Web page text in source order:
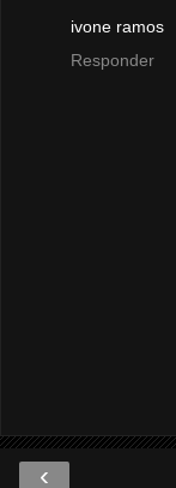
ivone ramos
Responder
‹